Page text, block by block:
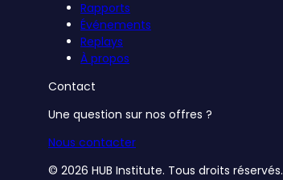
Rapports
Événements
Replays
À propos
Contact
Une question sur nos offres ?
Nous contacter
© 2026 HUB Institute. Tous droits réservés.